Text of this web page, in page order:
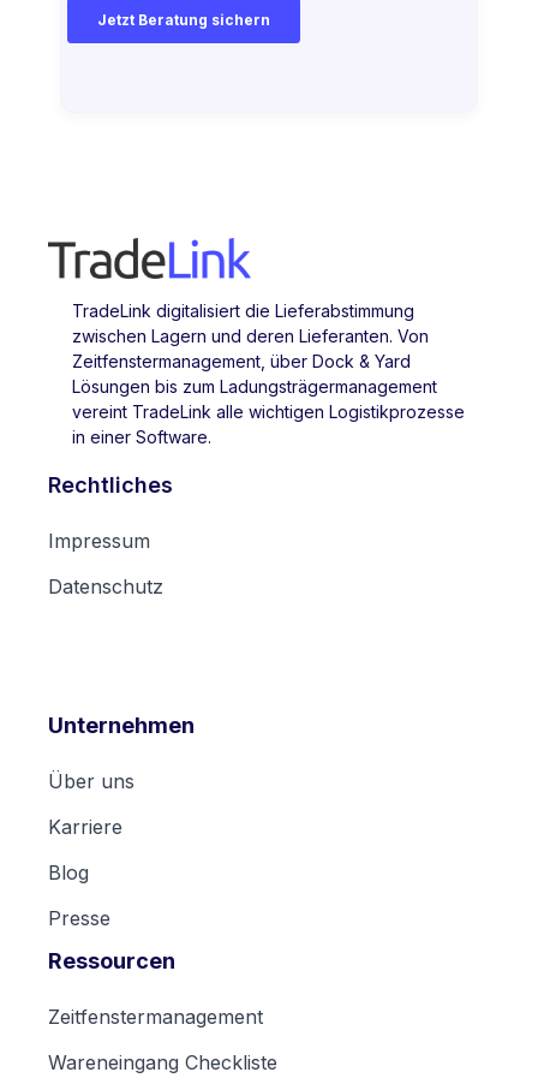
TradeLink digitalisiert die Lieferabstimmung
zwischen Lagern und deren Lieferanten. Von
Zeitfenstermanagement, über Dock & Yard
Lösungen bis zum Ladungsträgermanagement
vereint TradeLink alle wichtigen Logistikprozesse
in einer Software.
Rechtliches
Impressum
Datenschutz
Unternehmen
Über uns
Karriere
Blog
Presse
Ressourcen
Zeitfenstermanagement
Wareneingang Checkliste